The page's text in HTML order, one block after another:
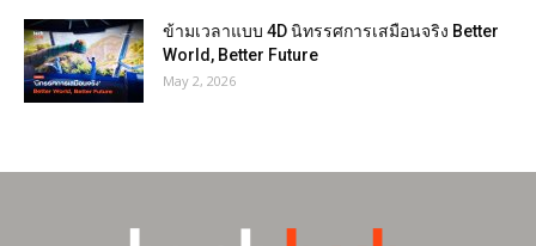
ข้ามเวลาแบบ 4D นิทรรศการเสมือนจริง Better
World, Better Future
May 2, 2026